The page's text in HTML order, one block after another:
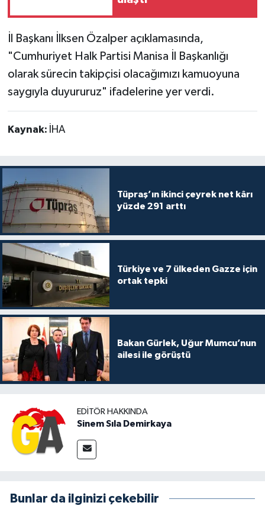
İl Başkanı İlksen Özalper açıklamasında,
"Cumhuriyet Halk Partisi Manisa İl Başkanlığı
olarak sürecin takipçisi olacağımızı kamuoyuna
saygıyla duyururuz" ifadelerine yer verdi.
Kaynak: İHA
Tüpraş’ın ikinci çeyrek net kârı
yüzde 291 arttı
Türkiye ve 7 ülkeden Gazze için
ortak tepki
Bakan Gürlek, Uğur Mumcu’nun
ailesi ile görüştü
EDITÖR HAKKINDA
Sinem Sıla Demirkaya
Bunlar da ilginizi çekebilir